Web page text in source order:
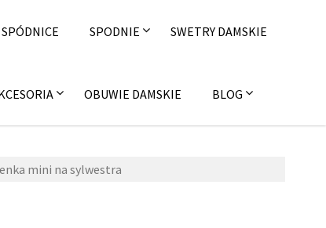
SPÓDNICE SPODNIE SWETRY DAMSKIE
OBUWIE DAMSKIE BLOG
mini na sylwestra